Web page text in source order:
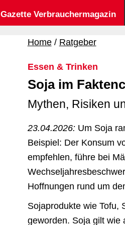
Gazette Verbrauchermagazin
Home Ratgeber
Essen & Trinken
Soja im
Mythen, Risiken
23.04.2026:Um Soja
Beispiel: Der Konsum
empfehlen, führe bei
Hoffnungen rund um
Sojaprodukte wie Tofu,
geworden. Soja gilt wie